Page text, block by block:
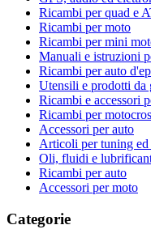
Ricambi per quad e
Ricambi per moto
Ricambi per mini
Manuali e istruzioni
Ricambi per auto
Utensili e prodotti da
Ricambi e accessori
Ricambi per
Accessori per auto
Articoli per tuning ed
Oli, fluidi e
Ricambi per auto
Accessori per moto
Categorie